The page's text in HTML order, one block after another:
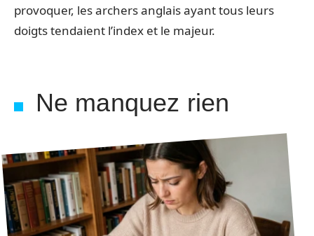
provoquer, les archers anglais ayant tous leurs
doigts tendaient l’index et le majeur.
Ne manquez rien